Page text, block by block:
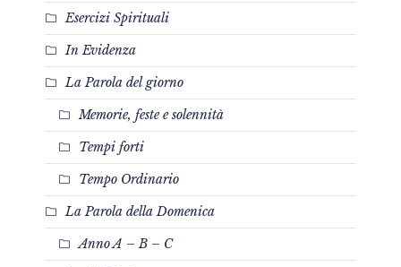
Esercizi Spirituali
In Evidenza
La Parola del giorno
Memorie, feste e solennità
Tempi forti
Tempo Ordinario
La Parola della Domenica
Anno A – B – C